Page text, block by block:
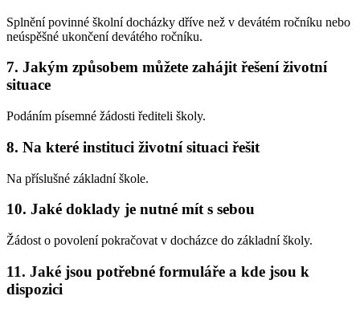
Splnění povinné školní docházky dříve než v devátém ročníku nebo
neúspěšné ukončení devátého ročníku.
7. Jakým způsobem můžete zahájit řešení životní
situace
Podáním písemné žádosti řediteli školy.
8. Na které instituci životní situaci řešit
Na příslušné základní škole.
10. Jaké doklady je nutné mít s sebou
Žádost o povolení pokračovat v docházce do základní školy.
11. Jaké jsou potřebné formuláře a kde jsou k
dispozici